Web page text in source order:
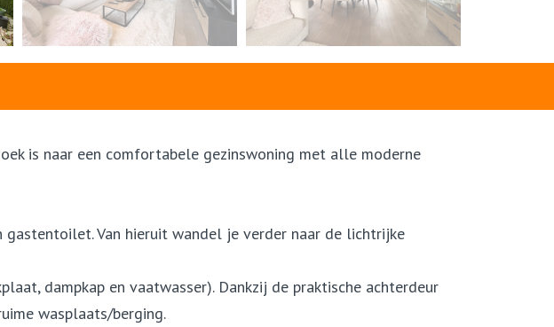
is naar een comfortabele gezinswoning met alle moderne
Van hieruit wandel je verder naar de lichtrijke
dampkap en vaatwasser). Dankzij de praktische achterdeur
wasplaats/berging.